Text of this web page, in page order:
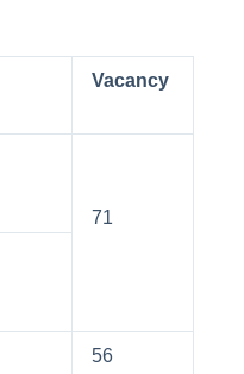
Vacancy
71
56